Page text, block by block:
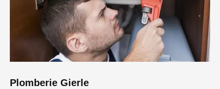
Plomberie Gierle